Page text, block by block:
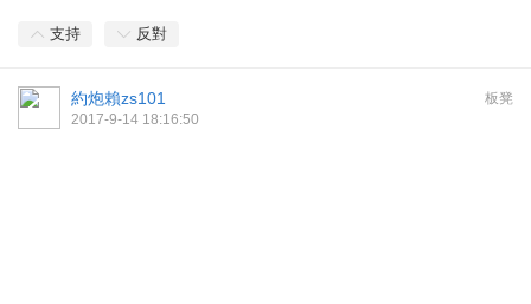
支持 反對
板凳
約炮賴zs101
2017-9-14 18:16:50